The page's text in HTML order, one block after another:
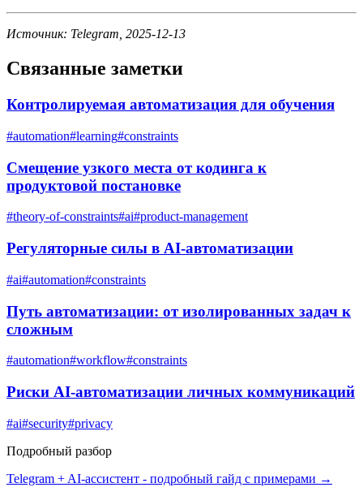
Источник: Telegram, 2025-12-13
Связанные заметки
Контролируемая автоматизация для обучения
#automation#learning#constraints
Смещение узкого места от кодинга к
продуктовой постановке
#theory-of-constraints#ai#product-management
Регуляторные силы в AI-автоматизации
#ai#automation#constraints
Путь автоматизации: от изолированных задач к
сложным
#automation#workflow#constraints
Риски AI-автоматизации личных коммуникаций
#ai#security#privacy
Подробный разбор
Telegram + AI-ассистент - подробный гайд с примерами →